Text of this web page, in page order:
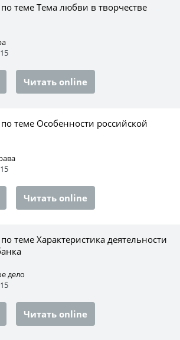
теме Тема любви в творчестве
Читать online
теме Особенности российской
Читать online
теме Характеристика деятельности
дело
Читать online